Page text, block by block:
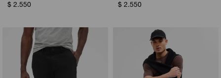
$ 2.550
$ 2.550